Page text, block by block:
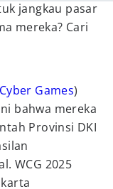
jangkau pasar
mereka? Cari
Games)
bahwa mereka
Provinsi DKI
WCG 2025